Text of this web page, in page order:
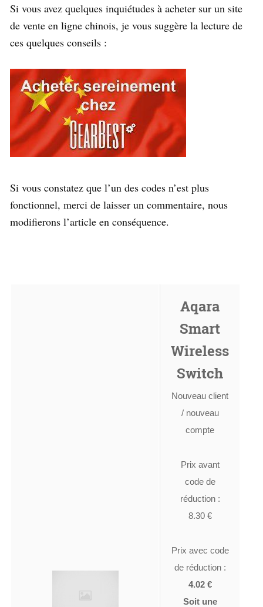
Si vous avez quelques inquiétudes à acheter sur un site
de vente en ligne chinois, je vous suggère la lecture de
ces quelques conseils :
Si vous constatez que l’un des codes n’est plus
fonctionnel, merci de laisser un commentaire, nous
modifierons l’article en conséquence.
Aqara
Smart
Wireless
Switch
Nouveau client
/ nouveau
compte
Prix avant
code de
réduction :
8.30 €
Prix avec code
de réduction :
4.02 €
Soit une